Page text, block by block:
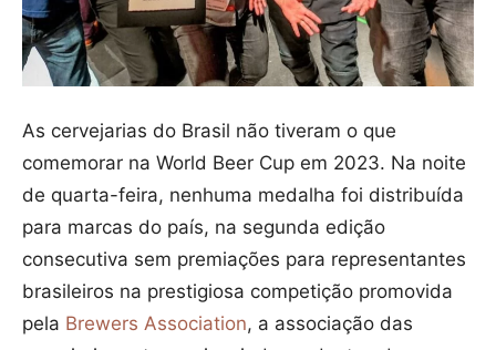
As cervejarias do Brasil não tiveram o que
comemorar na World Beer Cup em 2023. Na noite
de quarta-feira, nenhuma medalha foi distribuída
para marcas do país, na segunda edição
consecutiva sem premiações para representantes
brasileiros na prestigiosa competição promovida
pela Brewers Association, a associação das